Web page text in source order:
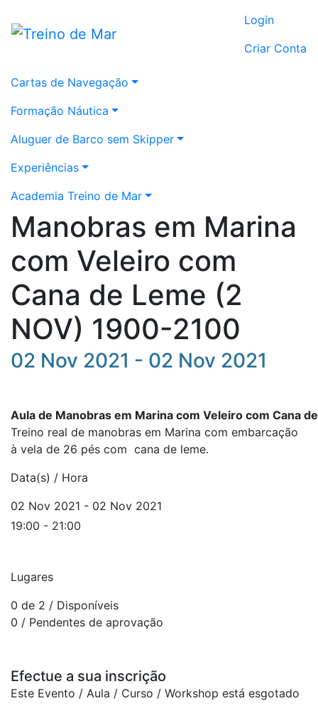
Login
Criar Conta
Cartas de Navegação
Formação Náutica
Aluguer de Barco sem Skipper
Experiências
Academia Treino de Mar
Manobras em Marina
com Veleiro com
Cana de Leme (2
NOV) 1900-2100
02 Nov 2021 - 02 Nov 2021
Aula de Manobras em Marina com Veleiro com Cana
Treino real de manobras em Marina com embarcação
à vela de 26 pés com cana de leme.
Data(s) / Hora
02 Nov 2021 - 02 Nov 2021
19:00 - 21:00
Lugares
0 de 2 / Disponíveis
0 / Pendentes de aprovação
Efectue a sua inscrição
Este Evento / Aula / Curso / Workshop está esgotado